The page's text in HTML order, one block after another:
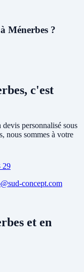
nous faisons notre
directement de l'air
et peut aussi
avantageusement
Ménerbes ?
incluant le
frigorifique, le contrôle
fluide.
c'est
devis personnalisé sous
nous sommes à votre
29
concept.com
et en